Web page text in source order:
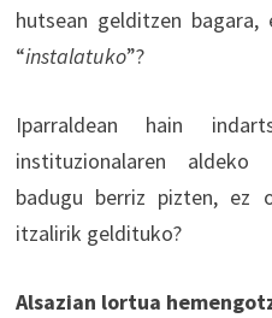
hutsean gelditzen
“instalatuko”?
Iparraldean hain
instituzionalaren
badugu berriz pizten, ez
itzalirik geldituko?
Alsazian lortua